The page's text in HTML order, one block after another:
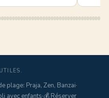
plage: Praja, Zen, Banzai·
avec enfants·💰 Réserver